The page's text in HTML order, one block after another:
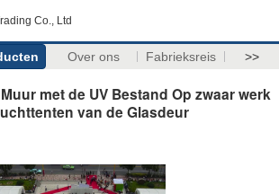
Co., Ltd
Over ons Fabrieksreis >>
met de UV Bestand Op zwaar werk
van de Glasdeur